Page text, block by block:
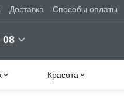
Доставка Способы оплаты
08
Красота